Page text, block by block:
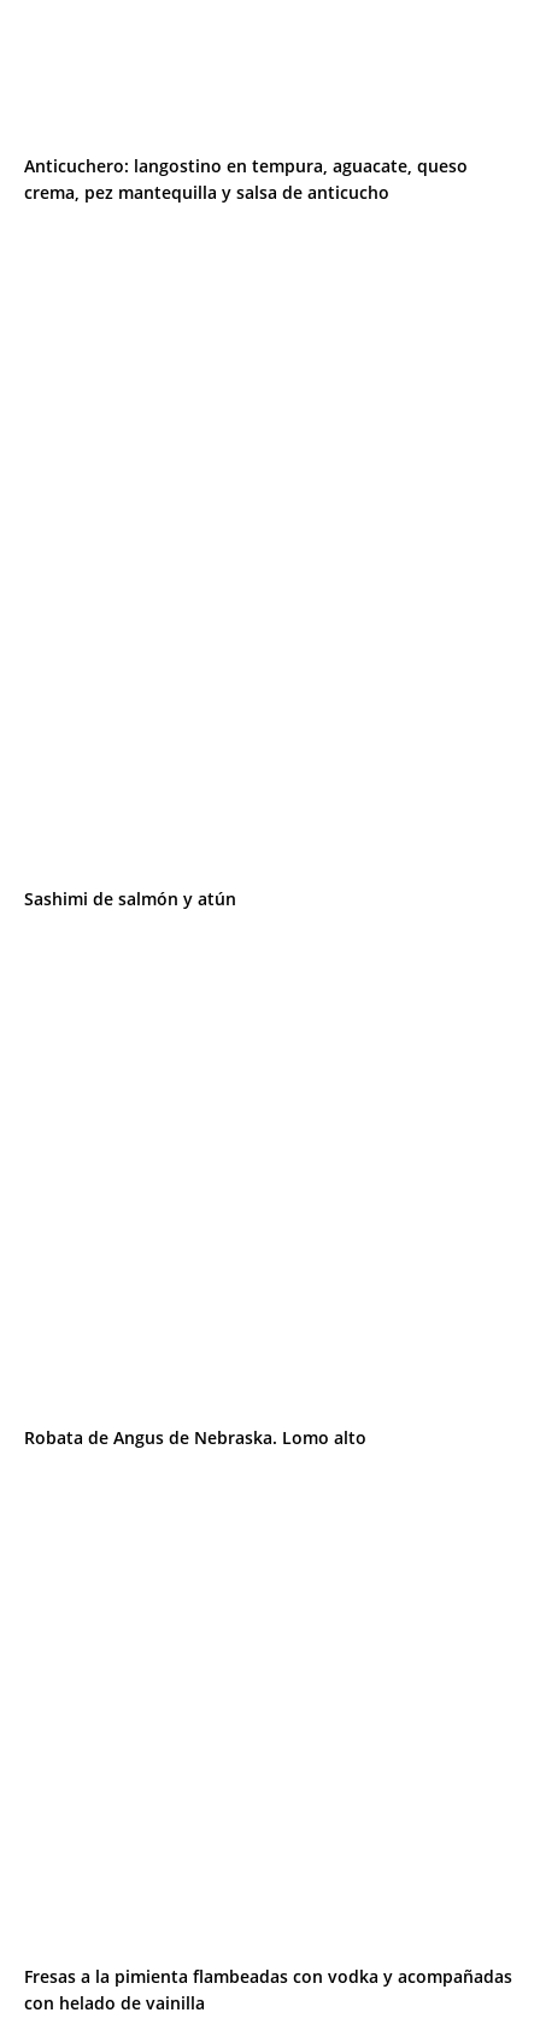
Anticuchero: langostino en tempura, aguacate, queso
crema, pez mantequilla y salsa de anticucho
Sashimi de salmón y atún
Robata de Angus de Nebraska. Lomo alto
Fresas a la pimienta flambeadas con vodka y acompañadas
con helado de vainilla